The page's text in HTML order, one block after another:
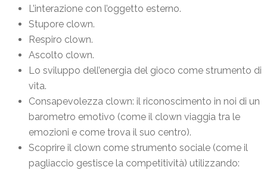
L’interazione con l’oggetto esterno.
Stupore clown.
Respiro clown.
Ascolto clown.
Lo sviluppo dell’energia del gioco come strumento di
vita.
Consapevolezza clown: il riconoscimento in noi di un
barometro emotivo (come il clown viaggia tra le
emozioni e come trova il suo centro).
Scoprire il clown come strumento sociale (come il
pagliaccio gestisce la competitività) utilizzando: